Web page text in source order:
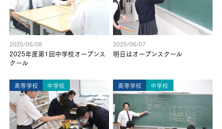
2025/06/08
2025年度第1回中学校オープンス
クール
2025/06/07
明日はオープンスクール
高等学校 中学校 高等学校 中学校